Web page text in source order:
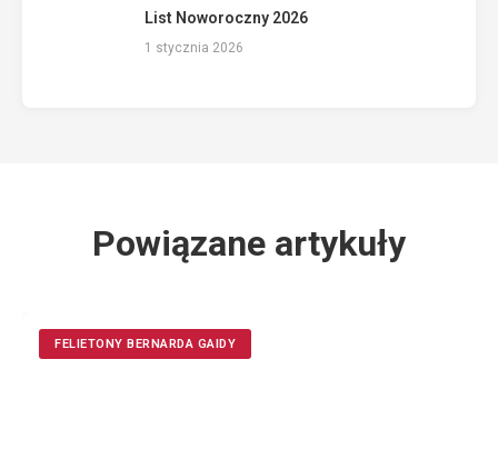
List Noworoczny 2026
1 stycznia 2026
Powiązane artykuły
FELIETONY BERNARDA GAIDY